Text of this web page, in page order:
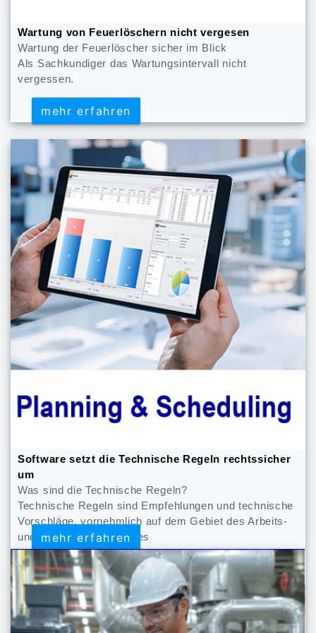
Wartung von Feuerlöschern nicht vergesen
Wartung der Feuerlöscher sicher im Blick
Als Sachkundiger das Wartungsintervall nicht
vergessen.
mehr erfahren
mehr erfahren
Software setzt die Technische Regeln rechtssicher
um
Was sind die Technische Regeln?
Technische Regeln sind Empfehlungen und technische
Vorschläge, vornehmlich auf dem Gebiet des Arbeits-
und Gesundheitsschutzes
mehr erfahren
mehr erfahren